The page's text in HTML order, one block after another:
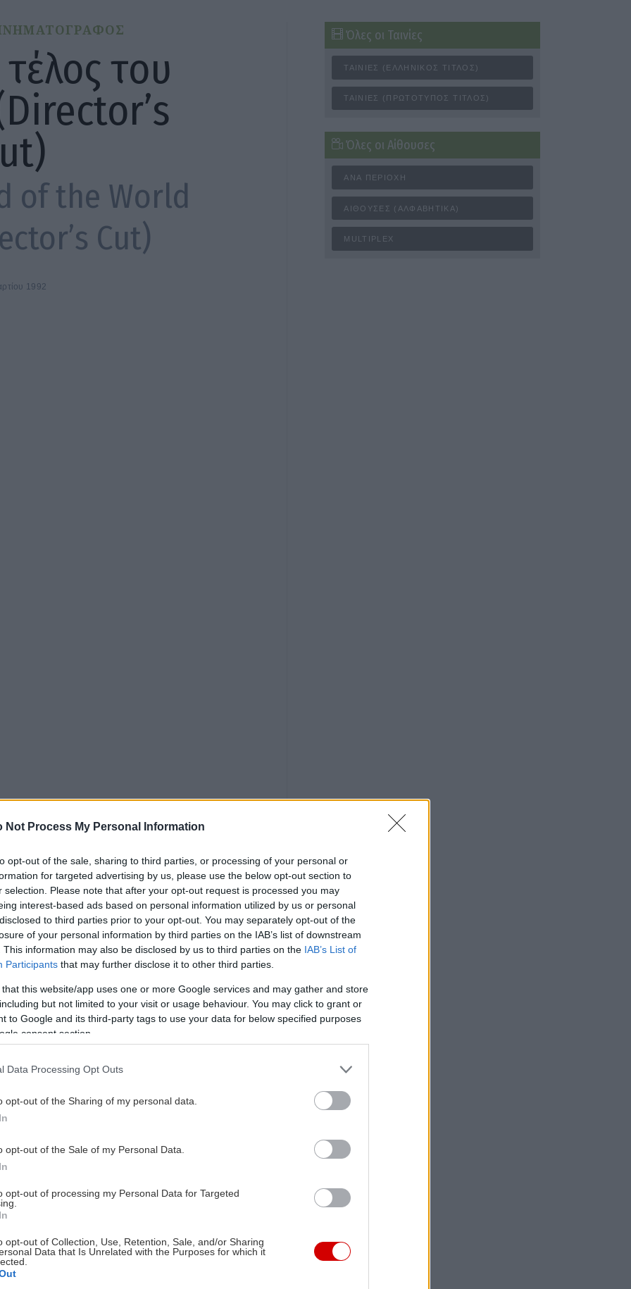
Not Process My Personal Information
opt-out of the sale, sharing to third parties, or processing of your personal or
for targeted advertising by us, please use the below opt-out section to
selection. Please note that after your opt-out request is processed you may
interest-based ads based on personal information utilized by us or personal
to third parties prior to your opt-out. You may separately opt-out of the
of your personal information by third parties on the IAB’s list of downstream
This information may also be disclosed by us to third parties on the IAB’s List of
Participants that may further disclose it to other third parties.
that this website/app uses one or more Google services and may gather and store
but not limited to your visit or usage behaviour. You may click to grant or
to Google and its third-party tags to use your data for below specified purposes
consent section.
Data Processing Opt Outs
opt-out of the Sharing of my personal data.
opt-out of the Sale of my Personal Data.
opt-out of processing my Personal Data for Targeted
opt-out of Collection, Use, Retention, Sale, and/or Sharing
Data that Is Unrelated with the Purposes for which it
του
of the World
Cut)
1992
και
ένας
Γη.
τα
Σόλβιγκ
Πήτερ Κάρεϊ
Γουίλιαμ Χαρτ,
Ντομάρτιν, Τσικ
Ρούντιγκερ Βόγκλερ,
Μίτσελ, Αντέλ Λουτζ,
Όλες οι Ταινίες
ΤΑΙΝΊΕΣ (ΕΛΛΗΝΙΚΌΣ ΤΊΤΛΟΣ)
ΤΑΙΝΊΕΣ (ΠΡΩΤΌΤΥΠΟΣ ΤΊΤΛΟΣ)
Όλες οι Αίθουσες
ΑΝΆ ΠΕΡΙΟΧΉ
ΑΊΘΟΥΣΕΣ (ΑΛΦΑΒΗΤΙΚΆ)
MULTIPLEX